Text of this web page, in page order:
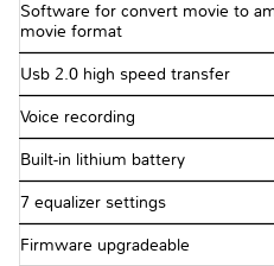
Software for convert movie to
movie format
Usb 2.0 high speed transfer
Voice recording
Built-in lithium battery
7 equalizer settings
Firmware upgradeable